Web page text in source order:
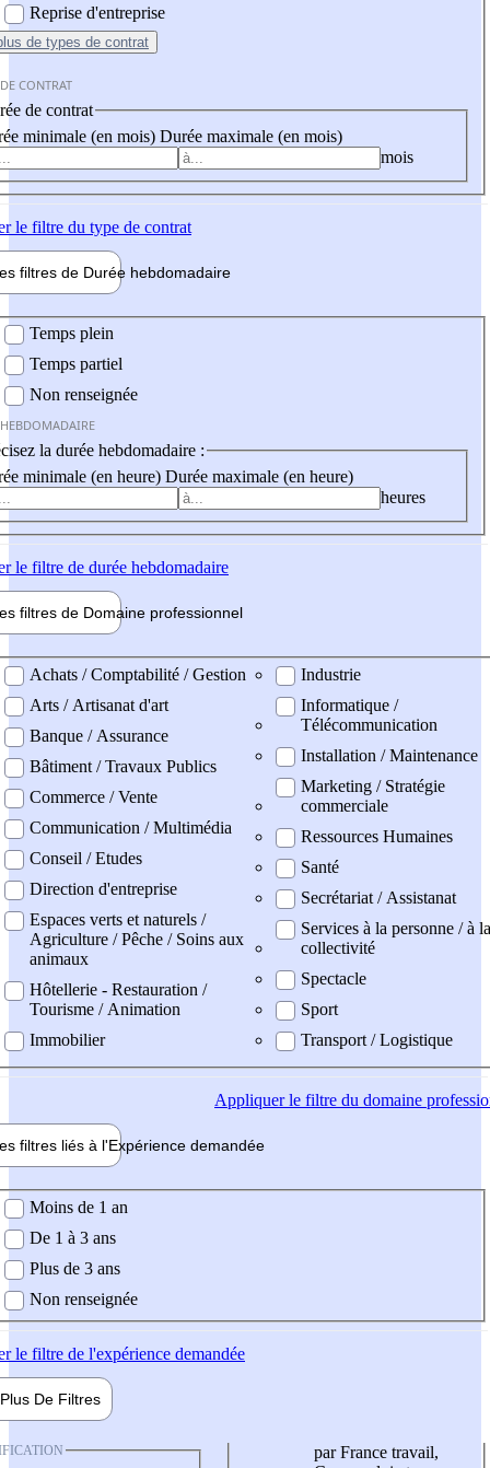
Reprise d'entreprise
de types de contrat
CONTRAT
de contrat
minimale (en mois) Durée maximale (en mois)
mois
le filtre du type de contrat
filtres de Durée hebdomadaire
Temps plein
Temps partiel
Non renseignée
la durée hebdomadaire :
minimale (en heure) Durée maximale (en heure)
heures
le filtre de durée hebdomadaire
filtres de Domaine professionnel
professionel
Achats / Comptabilité / Gestion
Arts / Artisanat d'art
Banque / Assurance
Bâtiment / Travaux Publics
Commerce / Vente
Communication / Multimédia
Conseil / Etudes
Direction d'entreprise
Espaces verts et naturels /
Agriculture / Pêche / Soins aux
animaux
Hôtellerie - Restauration /
Tourisme / Animation
Immobilier
Industrie
Informatique /
Télécommunication
Installation / Maintenance
Marketing / Stratégie
commerciale
Ressources Humaines
Santé
Secrétariat / Assistanat
Services à la personne / à la
collectivité
Spectacle
Sport
Transport / Logistique
Appliquerle filtre du domaine
filtres liés à l'Expérience demandée
demandée
Moins de 1 an
De 1 à 3 ans
Plus de 3 ans
Non renseignée
le filtre de l'expérience demandée
Plus De Filtres
par France travail,